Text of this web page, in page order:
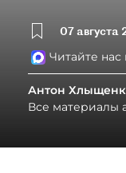
07 августа
Читайте
Антон
Все материалы